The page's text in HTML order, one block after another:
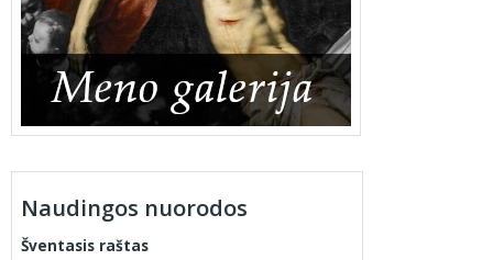
Naudingos nuorodos
Šventasis raštas